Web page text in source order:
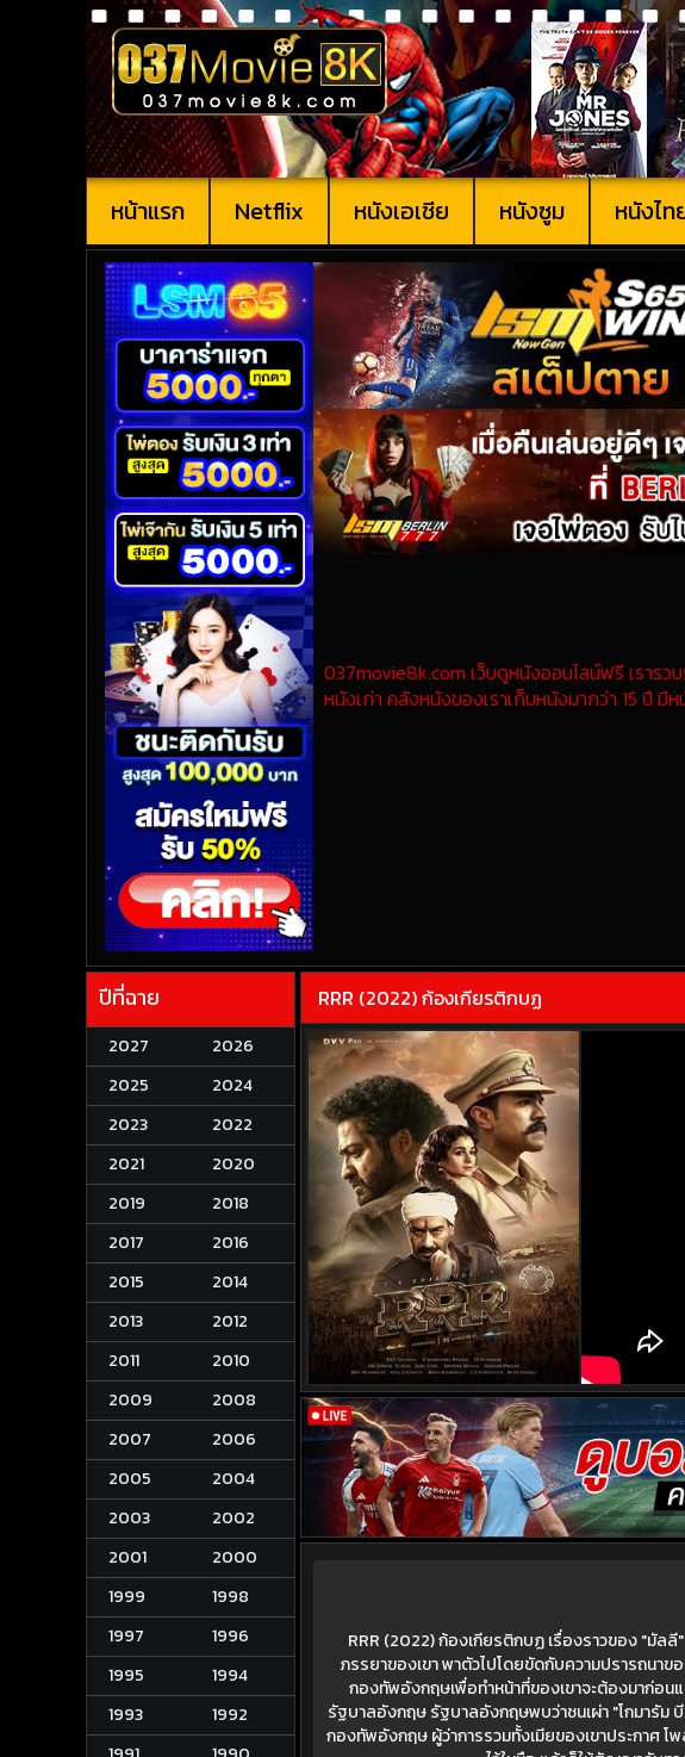
หน้าแรก Netflix หนังเอเชีย หนังซูม หนังไท
037movie8k.com เว็บดูหนังออนไลน์ฟรี เราร
หนังเก่า คลังหนังของเราเก็บหนังมากว่า 15 ปี
ปีที่ฉาย
2027
2026
2025
2024
2023
2022
2021
2020
2019
2018
2017
2016
2015
2014
2013
2012
2011
2010
2009
2008
2007
2006
2005
2004
2003
2002
2001
2000
1999
1998
1997
1996
1995
1994
1993
1992
RRR (2022) ก้องเกียรติกบฏ
RRR (2022) ก้องเกียรติกบฏ เรื่องราวของ "มัล
ภรรยาของเขา พาตัวไปโดยขัดกับความปรารถนาข
กองทัพอังกฤษเพื่อทำหน้าที่ของเขาจะต้องมาก่อน
รัฐบาลอังกฤษ รัฐบาลอังกฤษพบว่าชนเผ่า "โกมารัม
กองทัพอังกฤษ ผู้ว่าการรวมทั้งเมียของเขาประกาศ โ